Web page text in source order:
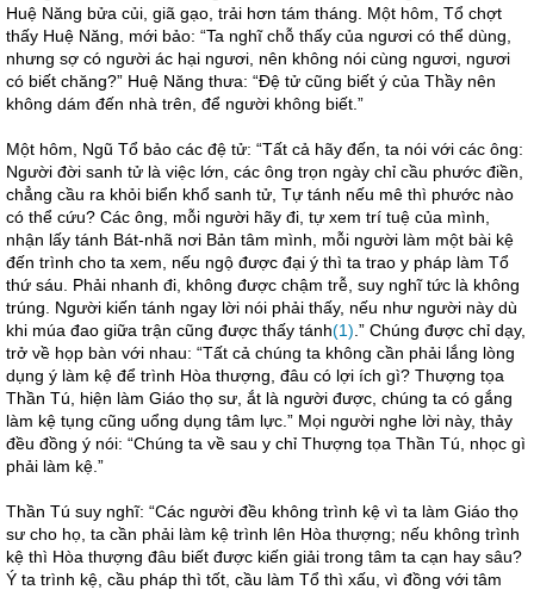
Huệ Năng bửa củi, giã gạo, trải hơn tám tháng. Một hôm, Tổ chợt
thấy Huệ Năng, mới bảo: “Ta nghĩ chỗ thấy của ngươi có thể dùng,
nhưng sợ có người ác hại ngươi, nên không nói cùng ngươi, ngươi
có biết chăng?” Huệ Năng thưa: “Đệ tử cũng biết ý của Thầy nên
không dám đến nhà trên, để người không biết.”
Một hôm, Ngũ Tổ bảo các đệ tử: “Tất cả hãy đến, ta nói với các ông:
Người đời sanh tử là việc lớn, các ông trọn ngày chỉ cầu phước điền,
chẳng cầu ra khỏi biển khổ sanh tử, Tự tánh nếu mê thì phước nào
có thể cứu? Các ông, mỗi người hãy đi, tự xem trí tuệ của mình,
nhận lấy tánh Bát-nhã nơi Bản tâm mình, mỗi người làm một bài kệ
đến trình cho ta xem, nếu ngộ được đại ý thì ta trao y pháp làm Tổ
thứ sáu. Phải nhanh đi, không được chậm trễ, suy nghĩ tức là không
trúng. Người kiến tánh ngay lời nói phải thấy, nếu như người này dù
khi múa đao giữa trận cũng được thấy tánh(1) .” Chúng được chỉ dạy,
trở về họp bàn với nhau: “Tất cả chúng ta không cần phải lắng lòng
dụng ý làm kệ để trình Hòa thượng, đâu có lợi ích gì? Thượng tọa
Thần Tú, hiện làm Giáo thọ sư, ắt là người được, chúng ta có gắng
làm kệ tụng cũng uổng dụng tâm lực.” Mọi người nghe lời này, thảy
đều đồng ý nói: “Chúng ta về sau y chỉ Thượng tọa Thần Tú, nhọc gì
phải làm kệ.”
Thần Tú suy nghĩ: “Các người đều không trình kệ vì ta làm Giáo thọ
sư cho họ, ta cần phải làm kệ trình lên Hòa thượng; nếu không trình
kệ thì Hòa thượng đâu biết được kiến giải trong tâm ta cạn hay sâu?
Ý ta trình kệ, cầu pháp thì tốt, cầu làm Tổ thì xấu, vì đồng với tâm